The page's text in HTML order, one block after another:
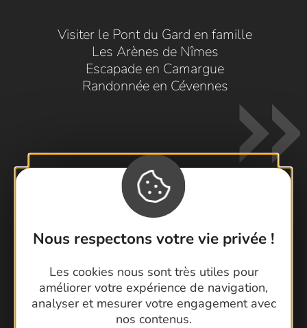
Nous respectons votre vie privée !
Les cookies nous sont très utiles pour
améliorer votre expérience de navigation,
analyser et mesurer votre engagement avec
nos contenus.
Visiter le Pont du Gard en famille
Les Arènes de Nîmes
Escapade en Camargue
Randonnée en Cévennes
Foire aux questions
Brochures
Cartoguides et Topoguides
Latitude Gard